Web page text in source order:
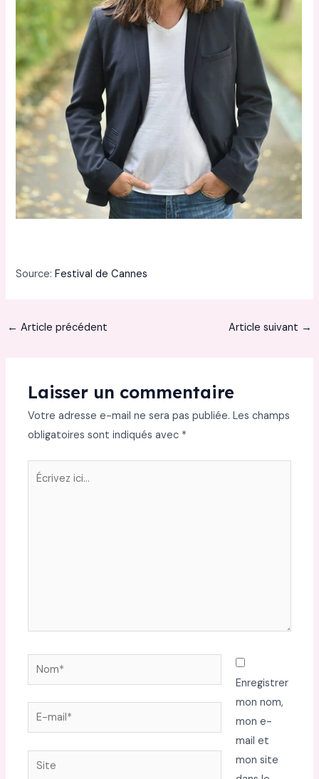
Source:Festival de Cannes
← Article précédent Article suivant →
Laisser un commentaire
Votre adresse e-mail ne sera pas publiée. Les champs
obligatoires sont indiqués avec *
Écrivez
Nom*
E-
mail*
Site
Enregistrer
mon nom,
mon e-
mail et
mon site